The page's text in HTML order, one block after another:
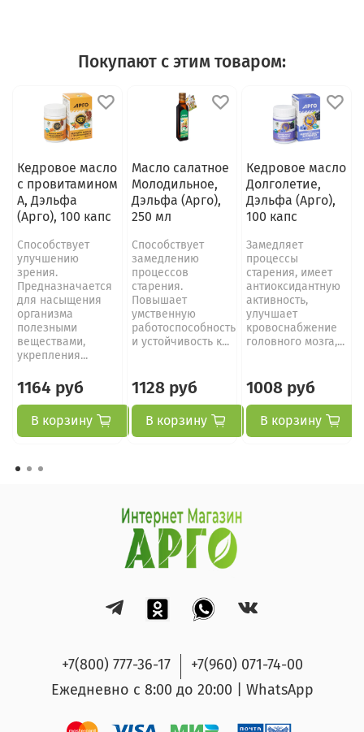
Покупают с этим товаром:
Кедровое масло
с провитамином
А, Дэльфа
(Арго), 100 капс
Способствует
улучшению
зрения.
Предназначается
для насыщения
организма
полезными
веществами,
укрепления...
1164 руб
В корзину
Масло салатное
Молодильное,
Дэльфа (Арго),
250 мл
Способствует
замедлению
процессов
старения.
Повышает
умственную
работоспособность
и устойчивость к...
1128 руб
В корзину
Кедровое масло
Долголетие,
Дэльфа (Арго),
100 капс
Замедляет
процессы
старения, имеет
антиоксидантную
активность,
улучшает
кровоснабжение
головного мозга,...
1008 руб
В корзину
+7(800) 777-36-17
+7(960) 071-74-00
Ежедневно с 8:00 до 20:00 | WhatsApp